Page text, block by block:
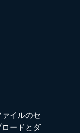
イルのセ
ードとダ